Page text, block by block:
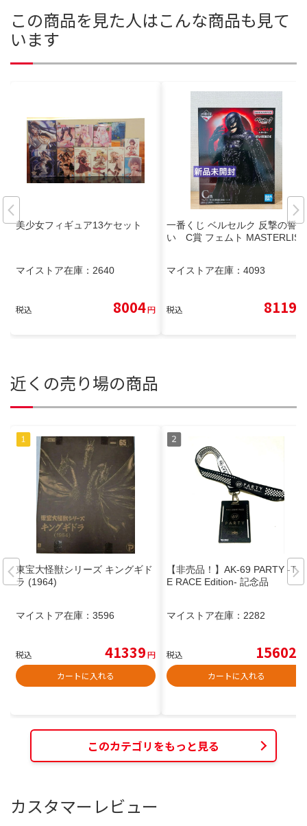
この商品を見た人はこんな商品も見て
います
美少女フィギュア13ケセット
マイストア在庫： 2640
税込 8004円
一番くじ ベルセルク 反撃の誓
い C賞 フェムト MASTERLISE
マイストア在庫： 4093
税込 8119
近くの売り場の商品
東宝大怪獣シリーズ キングギド
ラ (1964)
マイストア在庫： 3596
税込 41339円
カートに入れる
【非売品！】AK-69 PARTY -TH
E RACE Edition- 記念品
マイストア在庫： 2282
税込 15602
カートに入れる
このカテゴリをもっと見る
カスタマーレビュー